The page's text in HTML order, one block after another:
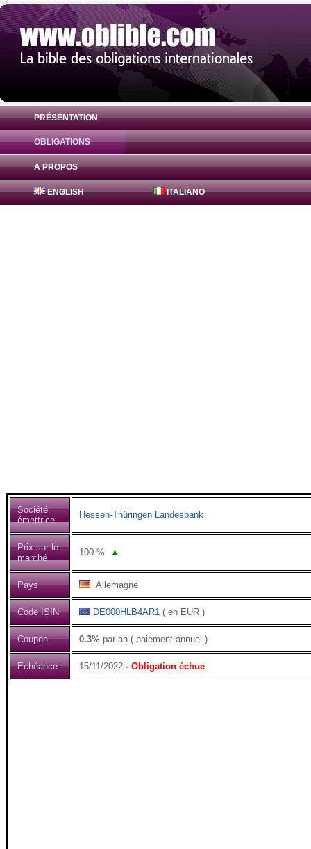
PRÉSENTATION
OBLIGATIONS
A PROPOS
ENGLISH ITALIANO
Obligation Hessen-Thüringen Landesbank
Société
émettrice
Hessen-Thüringen Landesbank
Prix sur le
marché
100 % ▲
Pays Allemagne
Code ISIN DE000HLB4AR1 ( en EUR )
Coupon 0.3% par an ( paiement annuel )
Echéance 15/11/2022 - Obligation échue